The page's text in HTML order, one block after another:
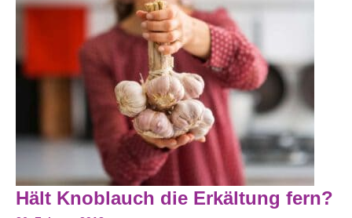
Hält Knoblauch die Erkältung fern?
Hält
Knoblauch